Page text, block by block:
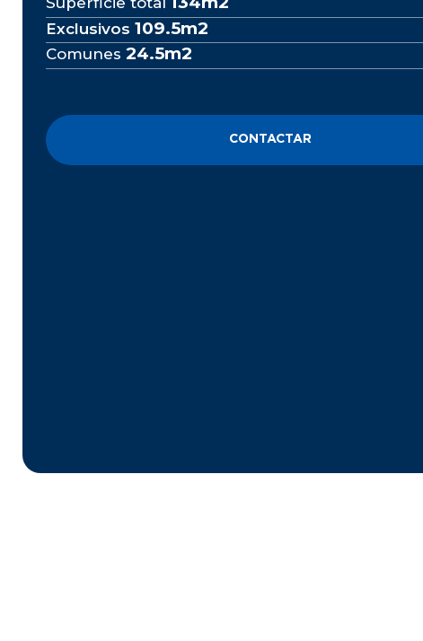
Exclusivos 109.5m2
Comunes 24.5m2
CONTACTAR